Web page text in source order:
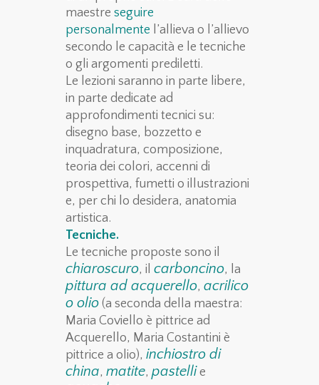
maestre seguire
personalmente l’allieva o l’allievo
secondo le capacità e le tecniche
o gli argomenti prediletti.
Le lezioni saranno in parte libere,
in parte dedicate ad
approfondimenti tecnici su:
disegno base, bozzetto e
inquadratura, composizione,
teoria dei colori, accenni di
prospettiva, fumetti o illustrazioni
e, per chi lo desidera, anatomia
artistica.
Tecniche.
Le tecniche proposte sono il
chiaroscuro, il carboncino, la
pittura ad acquerello, acrilico
o olio (a seconda della maestra:
Maria Coviello è pittrice ad
Acquerello, Maria Costantini è
pittrice a olio), inchiostro di
china, matite, pastelli e